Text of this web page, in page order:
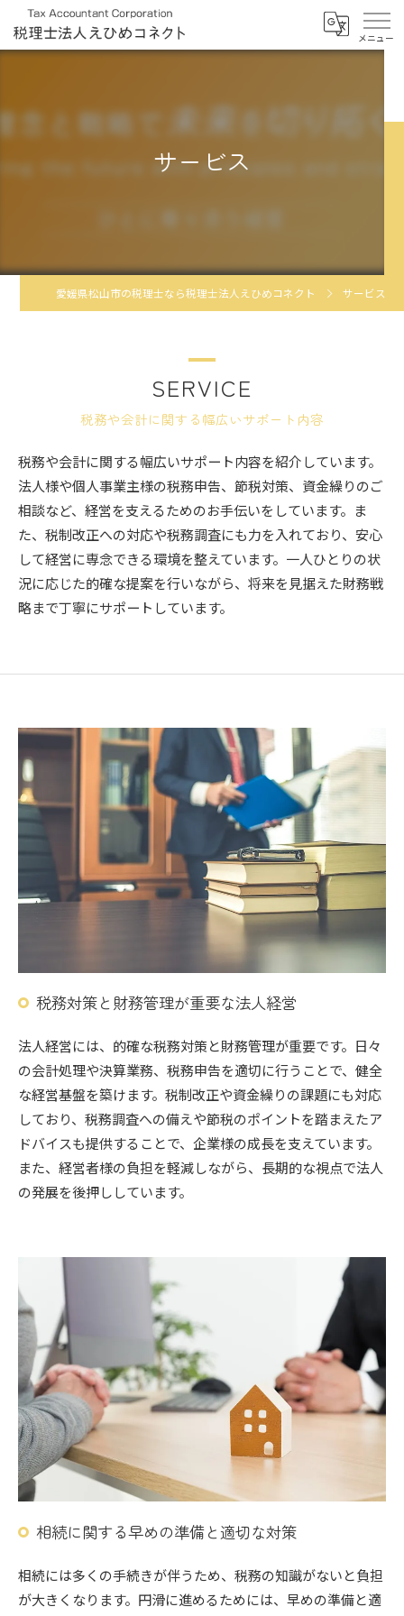
サービス
愛媛県松山市の税理士なら税理士法人えひめコネクト サービス
税務や会計に関する幅広いサポート内容
SERVICE
税務や会計に関する幅広いサポート内容を紹介しています。
法人様や個人事業主様の税務申告、節税対策、資金繰りのご
相談など、経営を支えるためのお手伝いをしています。ま
た、税制改正への対応や税務調査にも力を入れており、安心
して経営に専念できる環境を整えています。一人ひとりの状
況に応じた的確な提案を行いながら、将来を見据えた財務戦
略まで丁寧にサポートしています。
税務対策と財務管理が重要な法人経営
法人経営には、的確な税務対策と財務管理が重要です。日々
の会計処理や決算業務、税務申告を適切に行うことで、健全
な経営基盤を築けます。税制改正や資金繰りの課題にも対応
しており、税務調査への備えや節税のポイントを踏まえたア
ドバイスも提供することで、企業様の成長を支えています。
また、経営者様の負担を軽減しながら、長期的な視点で法人
の発展を後押ししています。
相続に関する早めの準備と適切な対策
相続には多くの手続きが伴うため、税務の知識がないと負担
が大きくなります。円滑に進めるためには、早めの準備と適